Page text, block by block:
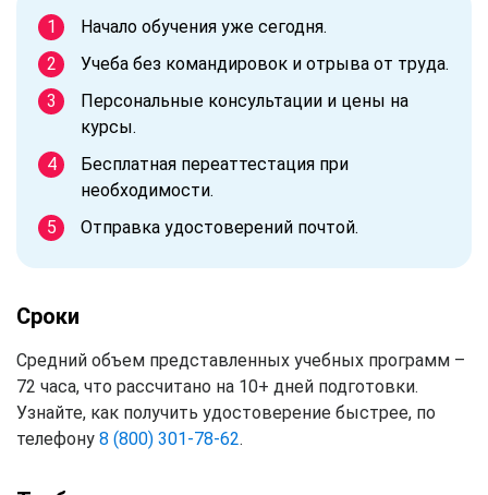
Начало обучения уже сегодня.
Учеба без командировок и отрыва от труда.
Персональные консультации и цены на
курсы.
Бесплатная переаттестация при
необходимости.
Отправка удостоверений почтой.
Сроки
Средний объем представленных учебных программ –
72 часа, что рассчитано на 10+ дней подготовки.
Узнайте, как получить удостоверение быстрее, по
телефону 8 (800) 301-78-62.